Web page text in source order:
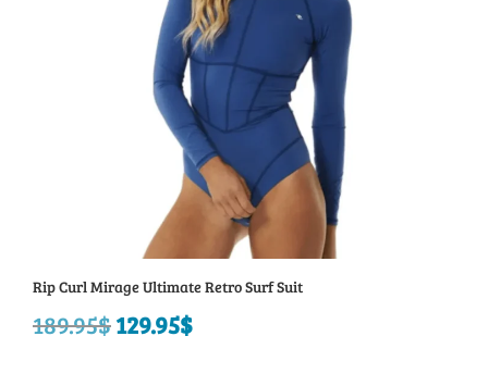
ancien
Rip Curl Mirage Ultimate Retro Surf Suit
189.95$Le
129.95$